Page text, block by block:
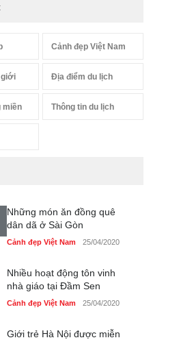
Cảnh đẹp Việt Nam
giới Địa điểm du lịch
miền Thông tin du lịch
Những món ăn đồng quê
dân dã ở Sài Gòn
Cảnh đẹp Việt Nam 25/04/2020
Nhiều hoạt động tôn vinh
nhà giáo tại Đầm Sen
Cảnh đẹp Việt Nam 25/04/2020
Giới trẻ Hà Nội được miễn